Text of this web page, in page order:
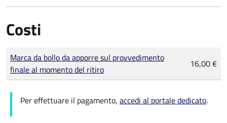
Costi
Tipo di pagamento
Importo
Marca da bollo da apporre sul provvedimento
finale al momento del ritiro
16,00 €
Per effettuare il pagamento, accedi al portale dedicato.